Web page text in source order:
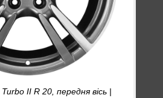
II R 20, передня вісь |